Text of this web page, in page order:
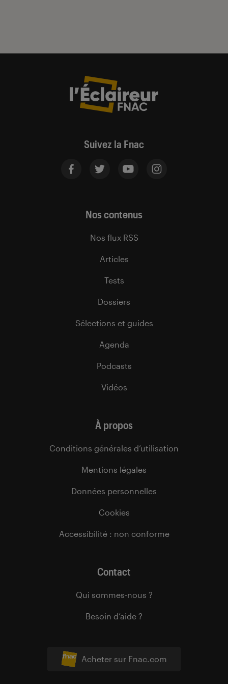
Suivez la Fnac
Acheter sur Fnac.com
Nos contenus
Nos flux RSS
Articles
Tests
Dossiers
Sélections et guides
Agenda
Podcasts
Vidéos
À propos
Conditions générales d’utilisation
Mentions légales
Données personnelles
Cookies
Accessibilité : non conforme
Contact
Qui sommes-nous ?
Besoin d’aide ?